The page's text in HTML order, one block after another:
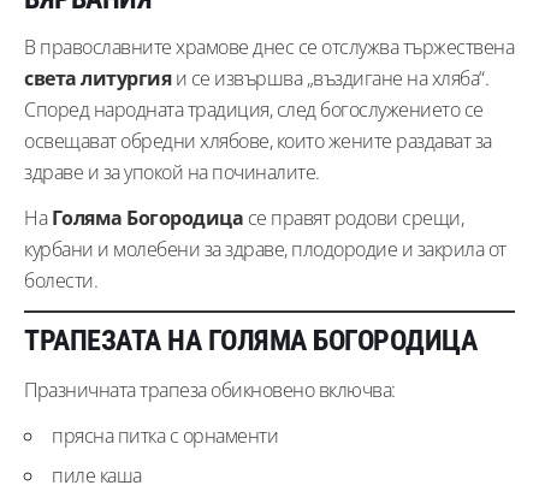
В православните храмове днес се отслужва тържествена
света литургияи се извършва „въздигане на хляба“.
Според народната традиция, след богослужението се
освещават обредни хлябове, които жените раздават за
здраве и за упокой на починалите.
НаГоляма Богородица се правят родови срещи,
курбани и молебени за здраве, плодородие и закрила от
болести.
ТРАПЕЗАТА НА ГОЛЯМА БОГОРОДИЦА
Празничната трапеза обикновено включва:
прясна питка с орнаменти
пиле каша